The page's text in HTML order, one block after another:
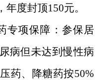
，年度封顶150元。
专项保障：参保居
病但未达到慢性病
药、降糖药按50%